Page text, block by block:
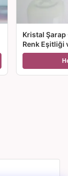
Kristal Şarap
Renk Eşitliği
Hediye için